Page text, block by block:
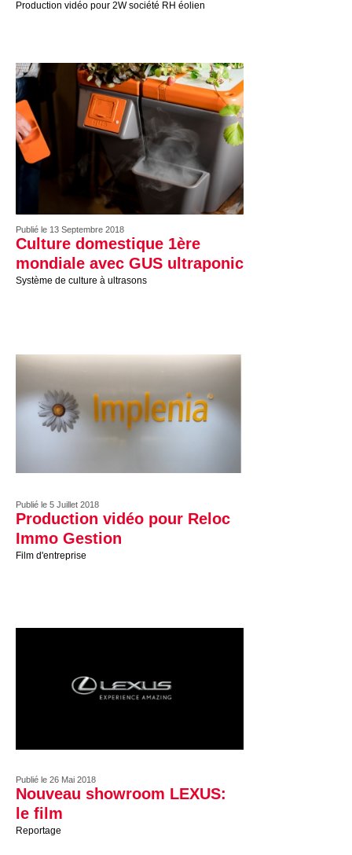
Production vidéo pour 2W société RH éolien
Publié le 13 Septembre 2018
Culture domestique 1ère
mondiale avec GUS ultraponic
Système de culture à ultrasons
Publié le 5 Juillet 2018
Production vidéo pour Reloc
Immo Gestion
Film d'entreprise
Publié le 26 Mai 2018
Nouveau showroom LEXUS:
le film
Reportage